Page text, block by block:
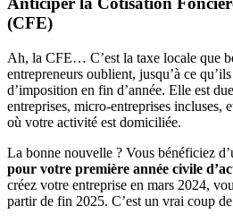
(CFE)
Ah, la CFE… C’est la taxe locale que
entrepreneurs oublient, jusqu’à ce
d’imposition en fin d’année. Elle est
entreprises, micro-entreprises incluses,
où votre activité est domiciliée.
La bonne nouvelle ? Vous bénéficiez
pour votre première année civile
créez votre entreprise en mars 2024,
partir de fin 2025. C’est un vrai coup